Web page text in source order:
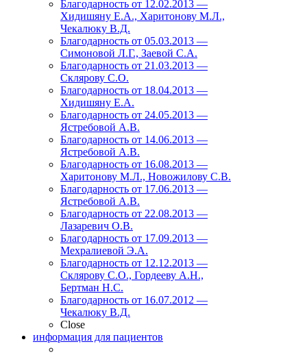
Благодарность от 12.02.2013 —
Хидишяну Е.А., Харитонову М.Л.,
Чекалюку В.Д.
Благодарность от 05.03.2013 —
Симоновой Л.Г., Заевой С.А.
Благодарность от 21.03.2013 —
Склярову С.О.
Благодарность от 18.04.2013 —
Хидишяну Е.А.
Благодарность от 24.05.2013 —
Ястребовой А.В.
Благодарность от 14.06.2013 —
Ястребовой А.В.
Благодарность от 16.08.2013 —
Харитонову М.Л., Новожилову С.В.
Благодарность от 17.06.2013 —
Ястребовой А.В.
Благодарность от 22.08.2013 —
Лазаревич О.В.
Благодарность от 17.09.2013 —
Мехралиевой Э.А.
Благодарность от 12.12.2013 —
Склярову С.О., Гордееву А.Н.,
Бертман Н.С.
Благодарность от 16.07.2012 —
Чекалюку В.Д.
Close
информация для пациентов